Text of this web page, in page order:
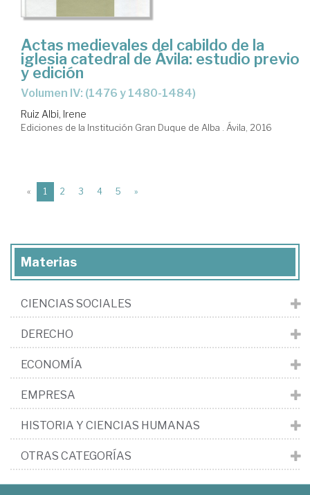
Actas medievales del cabildo de la
iglesia catedral de Ávila: estudio previo
y edición
Volumen IV: (1476 y 1480-1484)
Ruiz Albi, Irene
Ediciones de la Institución Gran Duque de Alba . Ávila, 2016
« 1 (current)
2 3 4 5 »
Materias
CIENCIAS SOCIALES
DERECHO
ECONOMÍA
EMPRESA
HISTORIA Y CIENCIAS HUMANAS
OTRAS CATEGORÍAS